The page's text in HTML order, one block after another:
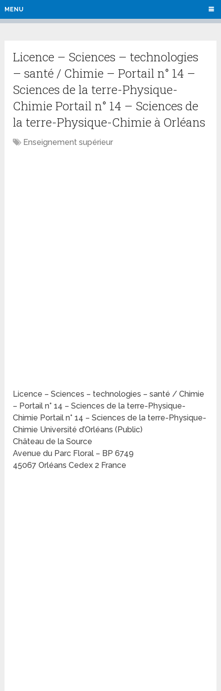
MENU
Licence – Sciences – technologies
– santé / Chimie – Portail n° 14 –
Sciences de la terre-Physique-
Chimie Portail n° 14 – Sciences de
la terre-Physique-Chimie à Orléans
Enseignement supérieur
Licence – Sciences – technologies – santé / Chimie
– Portail n° 14 – Sciences de la terre-Physique-
Chimie Portail n° 14 – Sciences de la terre-Physique-
Chimie Université d’Orléans (Public)
Château de la Source
Avenue du Parc Floral – BP 6749
45067 Orléans Cedex 2 France